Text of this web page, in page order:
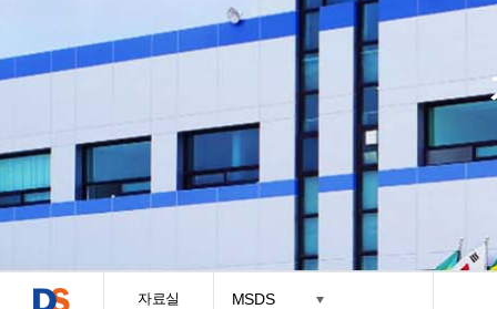
자료실 MSDS